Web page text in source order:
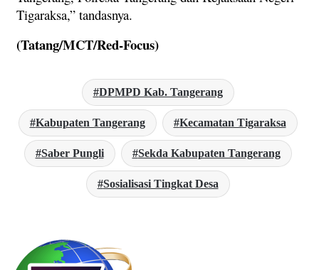
Tigaraksa,” tandasnya.
(Tatang/MCT/Red-Focus)
DPMPD Kab. Tangerang
Kabupaten Tangerang Kecamatan Tigaraksa
Saber Pungli Sekda Kabupaten Tangerang
Sosialisasi Tingkat Desa